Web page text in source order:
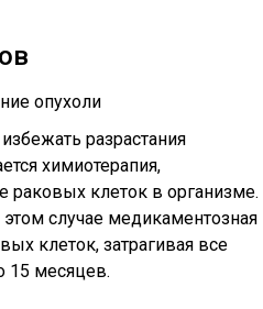
разрастания
химиотерапия,
раковых клеток в организме.
случае медикаментозная
клеток, затрагивая все
15 месяцев.